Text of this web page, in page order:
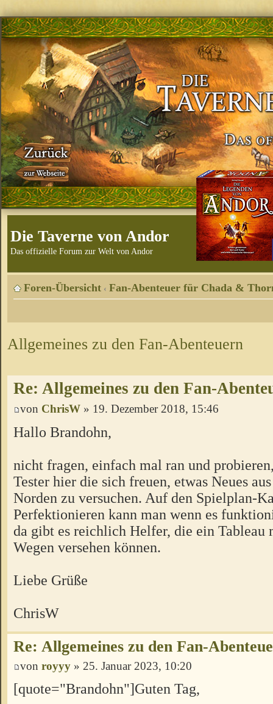
Die Taverne von Andor
Das offizielle Forum zur Welt von Andor
Foren-Übersicht ‹ Fan-Abenteuer für Chada &
Allgemeines zu den Fan-Abenteuern
Re: Allgemeines zu den Fan-
von ChrisW » 19. Dezember 2018, 15:46
Hallo Brandohn,
nicht fragen, einfach mal ran und
Tester hier die sich freuen, etwas Neues
Norden zu versuchen. Auf den Spielplan-
Perfektionieren kann man wenn es
da gibt es reichlich Helfer, die ein Tableau
Wegen versehen können.
Liebe Grüße
ChrisW
Re: Allgemeines zu den Fan-
von royyy » 25. Januar 2023, 10:20
[quote="Brandohn"]Guten Tag,